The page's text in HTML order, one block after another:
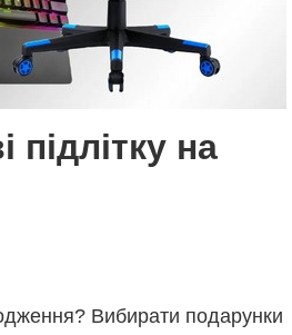
на
Вибирати подарунки